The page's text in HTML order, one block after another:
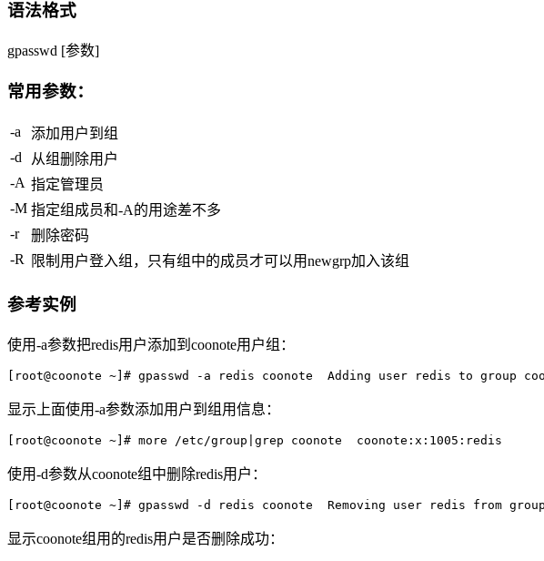
语法格式
gpasswd [参数]
常用参数：
-a
添加用户到组
-d
从组删除用户
-A 指定管理员
-M 指定组成员和-A的用途差不多
-r
删除密码
-R
限制用户登入组，只有组中的成员才可以用newgrp加入该组
参考实例
使用-a参数把redis用户添加到coonote用户组：
[root@coonote ~]# gpasswd -a redis coonote  Adding user redis to group
显示上面使用-a参数添加用户到组用信息：
[root@coonote ~]# more /etc/group|grep coonote  coonote:x:1005:redis
使用-d参数从coonote组中删除redis用户：
[root@coonote ~]# gpasswd -d redis coonote  Removing user redis from
显示coonote组用的redis用户是否删除成功：